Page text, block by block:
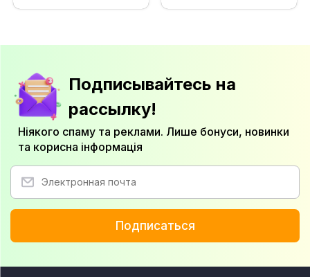
Подписывайтесь на
рассылку!
Ніякого спаму та реклами. Лише бонуси, новинки
та корисна інформація
Подписаться